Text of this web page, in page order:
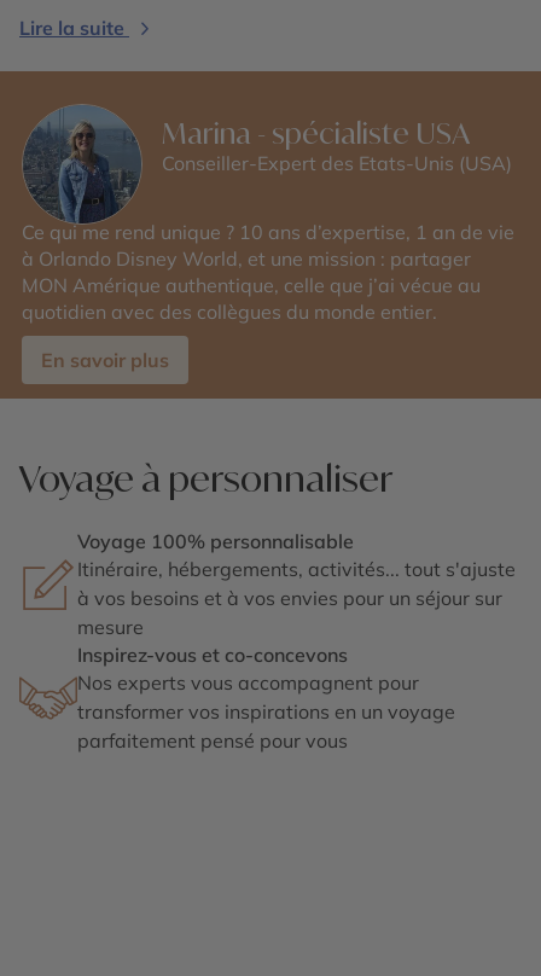
Lire la suite
Marina - spécialiste USA
Conseiller-Expert des Etats-Unis (USA)
Ce qui me rend unique ? 10 ans d’expertise, 1 an de vie
à Orlando Disney World, et une mission : partager
MON Amérique authentique, celle que j’ai vécue au
quotidien avec des collègues du monde entier.
En savoir plus
Voyage à personnaliser
Voyage 100% personnalisable
Itinéraire, hébergements, activités... tout s'ajuste
à vos besoins et à vos envies pour un séjour sur
mesure
Inspirez-vous et co-concevons
Nos experts vous accompagnent pour
transformer vos inspirations en un voyage
parfaitement pensé pour vous